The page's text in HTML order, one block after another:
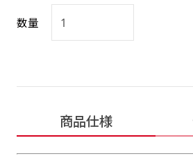
数量
商品仕様
台座タイプ・吸盤タイプ・クリ
います。レジカウンターや商品
台座タイプ・吸盤タイプ・クリ
います。レジカウンターや商品